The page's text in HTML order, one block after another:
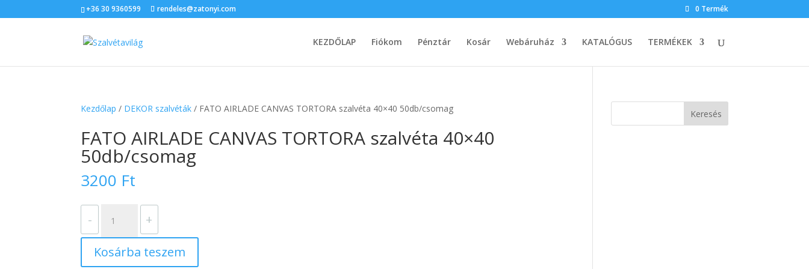
+36 30 9360599 rendeles@zatonyi.com 0 Termék
KEZDŐLAP Fiókom Pénztár Kosár Webáruház KATALÓGUS TERMÉKEK
Kezdőlap / DEKOR szalvéták / FATO AIRLADE CANVAS TORTORA szalvéta 40×40 50db/csomag
FATO AIRLADE CANVAS TORTORA szalvéta 40×40
50db/csomag
3200 Ft
-
AIRLADE
CANVAS
TORTORA
szalvéta
+
Kosárba teszem
Keresés